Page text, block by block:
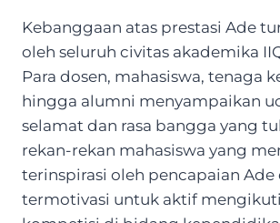
Kebanggaan atas prestasi Ade
oleh seluruh civitas akademika
Para dosen, mahasiswa, tenaga
hingga alumni menyampaikan
selamat dan rasa bangga yang
rekan-rekan mahasiswa yang
terinspirasi oleh pencapaian Ade
termotivasi untuk aktif